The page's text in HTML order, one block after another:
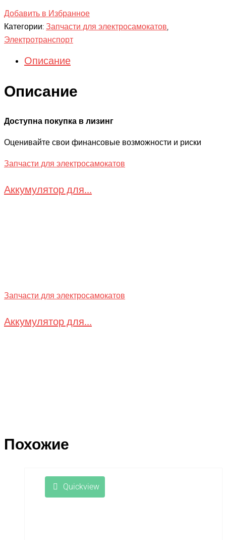
Добавить в Избранное
Категории: Запчасти для электросамокатов
Электротранспорт
Описание
Описание
Доступна покупка в лизинг
Оценивайте свои финансовые возможности и риски
Запчасти для электросамокатов
Аккумулятор для...
Запчасти для электросамокатов
Аккумулятор для...
Похожие
Quickview